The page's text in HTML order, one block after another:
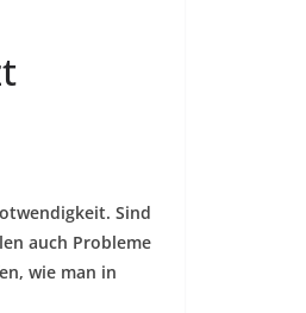
Sind
auch Probleme
wie man in